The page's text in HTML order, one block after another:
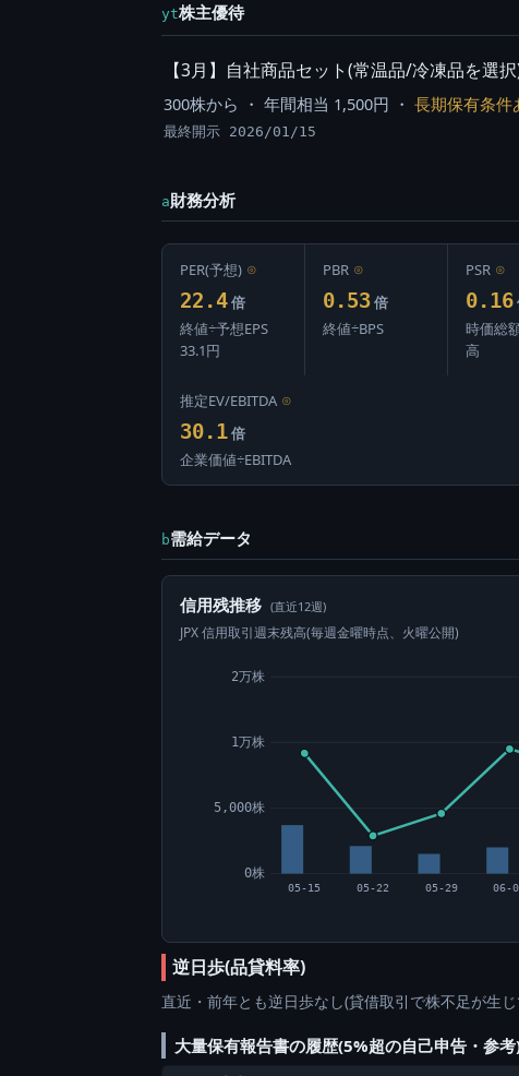
yt株主優待
【3月】自社商品セット(常温品/冷凍品を選
300株から ・ 年間相当 1,500円 ・ 長期保有条件
最終開示 2026/01/15
a財務分析
PER(予想) ⊙
22.4 倍
終値÷予想EPS
33.1円
PBR ⊙
0.53 倍
終値÷BPS
PSR ⊙
0.16
時価総
高
推定EV/EBITDA ⊙
30.1 倍
企業価値÷EBITDA
b需給データ
信用残推移 (直近12週)
JPX 信用取引週末残高(毎週金曜時点、火曜公開)
0株
5,000株
1万株
2万株
05-15 05-22 05-29 06-
逆日歩(品貸料率)
直近・前年とも逆日歩なし(貸借取引で株不足が生じ
大量保有報告書の履歴(5%超の自己申告・参